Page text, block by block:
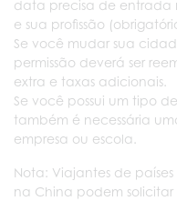
data precisa de entrada
e sua profissão
Se você mudar sua
permissão deverá ser
extra e taxas adicionais.
Se você possui um tipo
também é necessária
empresa ou escola.
Nota: Viajantes de
na China podem solicitar